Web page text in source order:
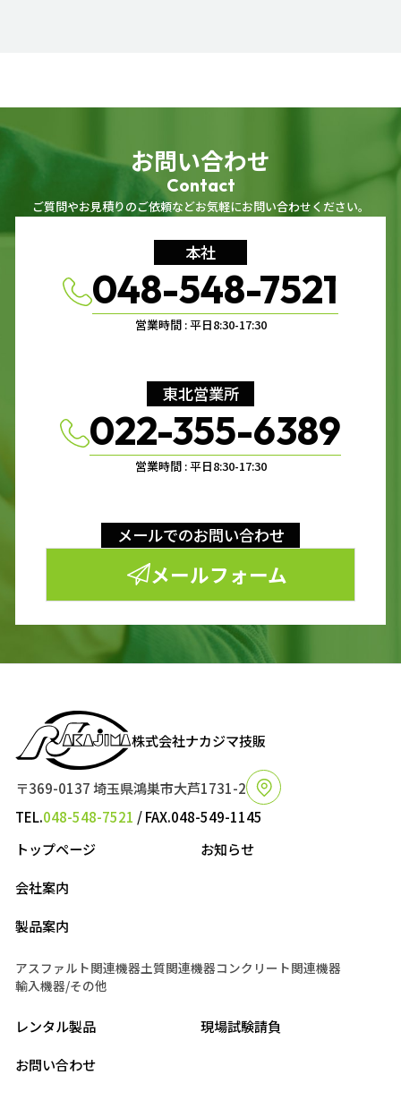
Contact
お問い合わせ
ご質問やお見積りのご依頼などお気軽にお問い合わせください。
本社
048-548-7521
営業時間 : 平日8:30-17:30
東北営業所
022-355-6389
営業時間 : 平日8:30-17:30
メールでのお問い合わせ
メールフォーム
株式会社ナカジマ技販
〒369-0137 埼玉県鴻巣市大芦1731-2
TEL.048-548-7521 / FAX.048-549-1145
トップページ
お知らせ
会社案内
製品案内
アスファルト関連機器土質関連機器コンクリート関連機器
輸入機器/その他
レンタル製品
現場試験請負
お問い合わせ